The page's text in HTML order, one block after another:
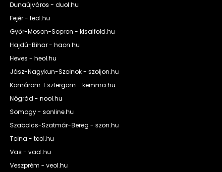
Dunaújváros - duol.hu
Fejér - feol.hu
Győr-Moson-Sopron - kisalfold.hu
Hajdú-Bihar - haon.hu
Heves - heol.hu
Jász-Nagykun-Szolnok - szoljon.hu
Komárom-Esztergom - kemma.hu
Nógrád - nool.hu
Somogy - sonline.hu
Szabolcs-Szatmár-Bereg - szon.hu
Tolna - teol.hu
Vas - vaol.hu
Veszprém - veol.hu